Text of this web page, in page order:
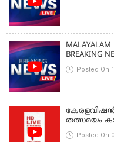
MALAYALAM
BREAKING
Posted On
തത്സമയം
Posted On